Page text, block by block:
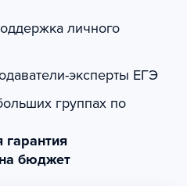
личного
эксперты ЕГЭ
группах по
бюджет